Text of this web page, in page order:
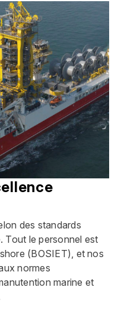
des standards
Tout le personnel est
(BOSIET), et nos
normes
marine et